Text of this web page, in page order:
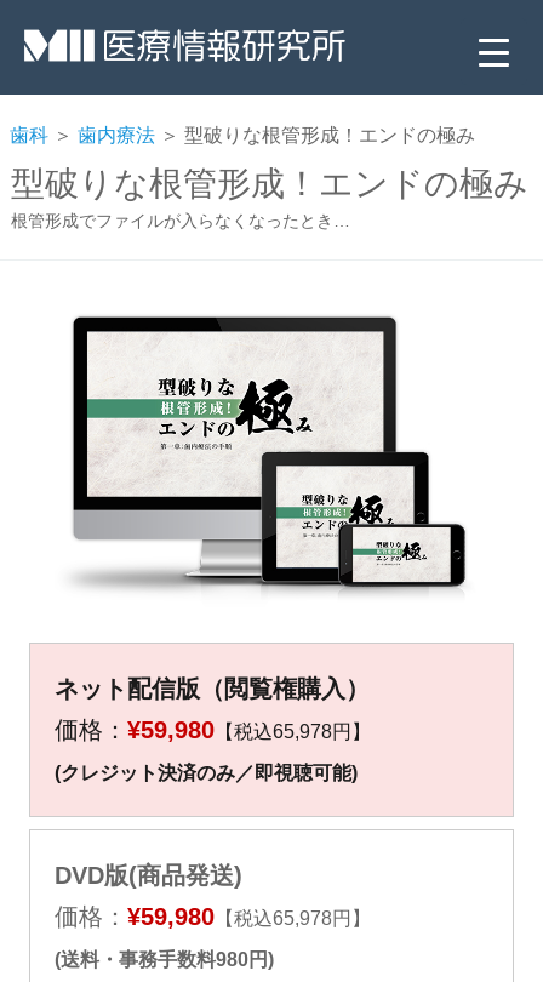
歯科 ＞ 歯内療法 ＞ 型破りな根管形成！エンドの極み
型破りな根管形成！エンドの極み
根管形成でファイルが入らなくなったとき…
ネット配信版（閲覧権購入）
価格： ¥59,980【税込65,978円】
(クレジット決済のみ／即視聴可能)
DVD版(商品発送)
価格： ¥59,980【税込65,978円】
(送料・事務手数料980円)